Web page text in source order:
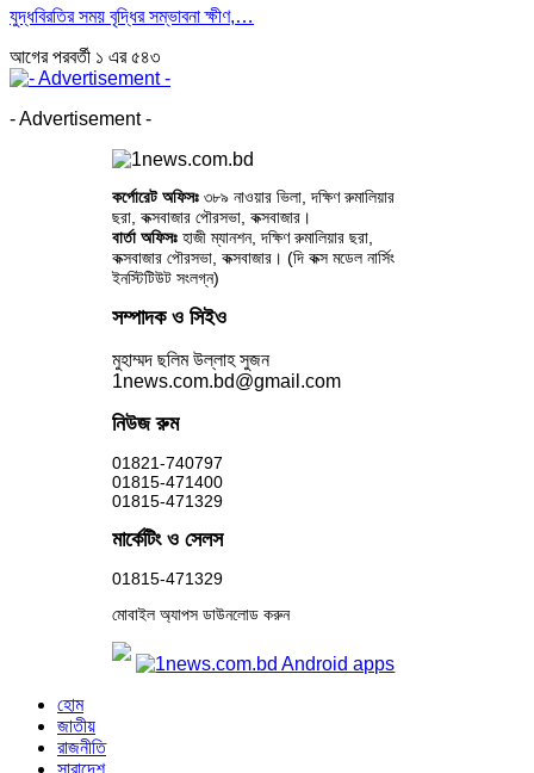
যুদ্ধবিরতির সময় বৃদ্ধির সম্ভাবনা ক্ষীণ,…
আগেরপরবর্তী ১ এর ৫৪৩
- Advertisement -
কর্পোরেট অফিসঃ ৩৮৯ নাওয়ার ভিলা, দক্ষিণ রুমালিয়ার
ছরা, কক্সবাজার পৌরসভা, কক্সবাজার।
বার্তা অফিসঃহাজী ম্যানশন, দক্ষিণ রুমালিয়ার ছরা,
কক্সবাজার পৌরসভা, কক্সবাজার। (দি কক্স মডেল নার্সিং
ইনস্টিটিউট সংলগ্ন)
সম্পাদক ও সিইও
মুহাম্মদ ছলিম উল্লাহ সুজন
1news.com.bd@gmail.com
নিউজ রুম
01821-740797
01815-471400
01815-471329
মার্কেটিং ও সেলস
01815-471329
মোবাইল অ্যাপস ডাউনলোড করুন
হোম
জাতীয়
রাজনীতি